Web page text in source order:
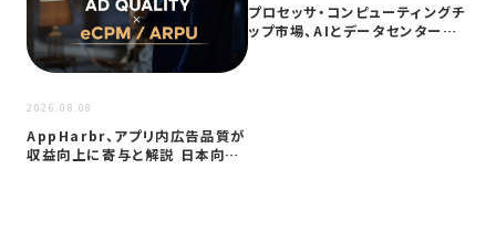
2026.08.08
AppHarbr、アプリ内広告品質が
収益向上に寄与と解説 日本向け
プロセッサ・コンピューティングチ
ップ市場、AIとデータセンター需